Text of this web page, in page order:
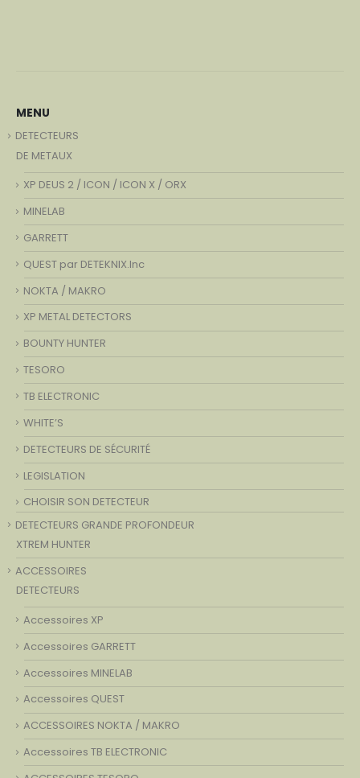
MENU
DETECTEURS
DE METAUX
XP DEUS 2 / ICON / ICON X / ORX
MINELAB
GARRETT
QUEST par DETEKNIX.Inc
NOKTA / MAKRO
XP METAL DETECTORS
BOUNTY HUNTER
TESORO
TB ELECTRONIC
WHITE’S
DETECTEURS DE SÉCURITÉ
LEGISLATION
CHOISIR SON DETECTEUR
DETECTEURS GRANDE PROFONDEUR
XTREM HUNTER
ACCESSOIRES
DETECTEURS
Accessoires XP
Accessoires GARRETT
Accessoires MINELAB
Accessoires QUEST
ACCESSOIRES NOKTA / MAKRO
Accessoires TB ELECTRONIC